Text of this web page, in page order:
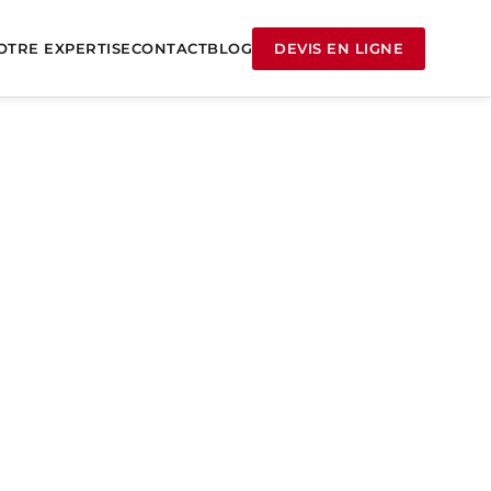
EXPERTISECONTACTBLOG DEVIS EN LIGNE